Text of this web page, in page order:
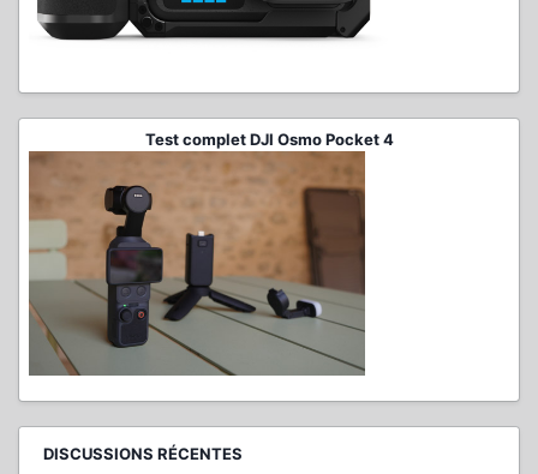
Test complet DJI Osmo Pocket 4
DISCUSSIONS RÉCENTES